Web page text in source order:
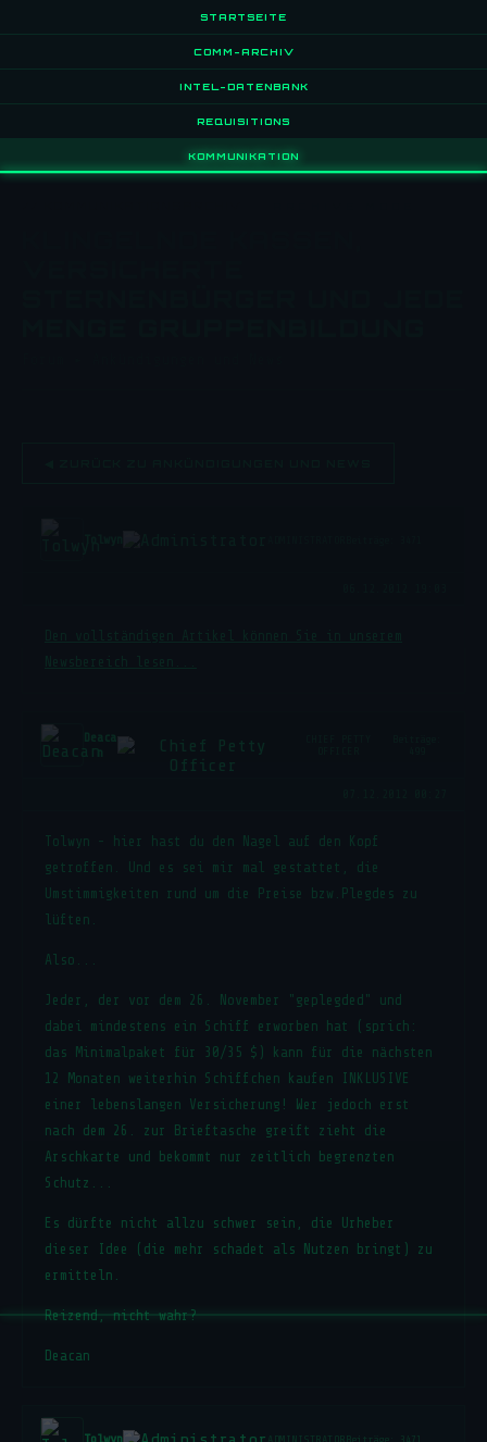
STARTSEITE
COMM-ARCHIV
INTEL-DATENBANK
REQUISITIONS
KOMMUNIKATION
Deaca
n
Tolwyn - hier hast du den Nagel auf den Kopf
getroffen. Und es sei mir mal gestattet, die
Umstimmigkeiten rund um die Preise bzw.Plegdes zu
lüften.
Also...
Jeder, der vor dem 26. November "geplegded" und
dabei mindestens ein Schiff erworben hat (sprich:
das Minimalpaket für 30/35 $) kann für die nächsten
12 Monaten weiterhin Schiffchen kaufen INKLUSIVE
einer lebenslangen Versicherung! Wer jedoch erst
nach dem 26. zur Brieftasche greift zieht die
Arschkarte und bekommt nur zeitlich begrenzten
Schutz...
Es dürfte nicht allzu schwer sein, die Urheber
dieser Idee (die mehr schadet als Nutzen bringt) zu
ermitteln.
Reizend, nicht wahr?
Deacan
Tolwyn ADMINISTRATORBeiträge: 3471